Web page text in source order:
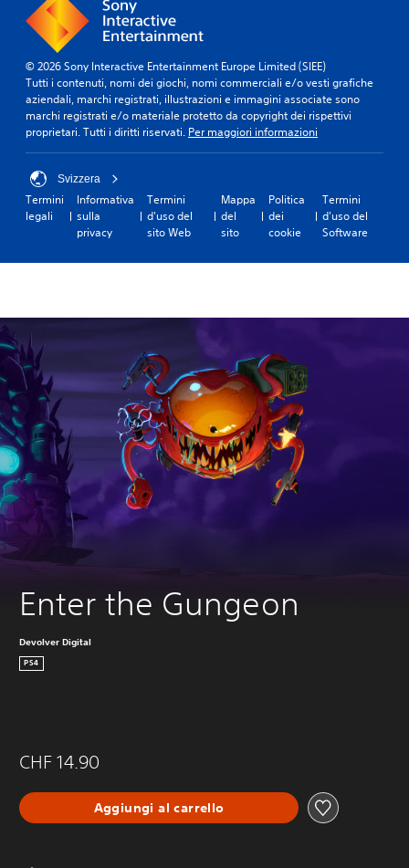
© 2026 Sony Interactive Entertainment Europe Limited (SIEE)
Tutti i contenuti, nomi dei giochi, nomi commerciali e/o vesti grafiche
aziendali, marchi registrati, illustrazioni e immagini associate sono
marchi registrati e/o materiale protetto da copyright dei rispettivi
proprietari. Tutti i diritti riservati. Per maggiori informazioni
Svizzera
Termini
legali
Informativa
sulla
privacy
Termini
d'uso del
sito Web
Mappa
del
sito
Politica
dei
cookie
Termini
d'uso del
Software
Enter the Gungeon
Devolver Digital
PS4
CHF 14.90
Aggiungi al carrello